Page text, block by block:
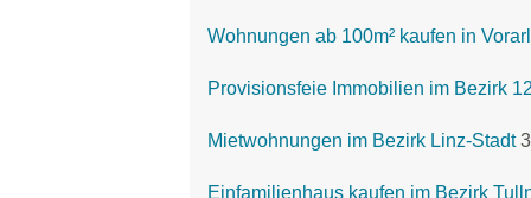
Wohnungen ab 100m² kaufen in
Provisionsfeie Immobilien im Bezirk
Mietwohnungen im Bezirk Linz-Stadt
Einfamilienhaus kaufen im Bezirk